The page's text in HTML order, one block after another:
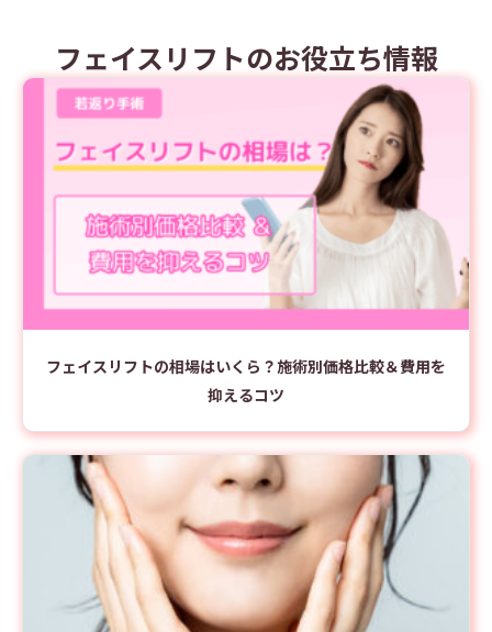
フェイスリフトのお役立ち情報
フェイスリフトの相場はいくら？施術別価格比較＆費用を
抑えるコツ